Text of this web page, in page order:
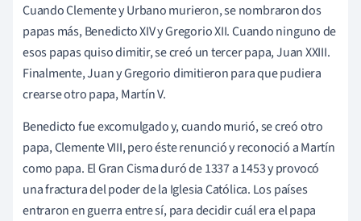
Cuando Clemente y Urbano murieron, se nombraron dos
papas más, Benedicto XIV y Gregorio XII. Cuando ninguno de
esos papas quiso dimitir, se creó un tercer papa, Juan XXIII.
Finalmente, Juan y Gregorio dimitieron para que pudiera
crearse otro papa, Martín V.
Benedicto fue excomulgado y, cuando murió, se creó otro
papa, Clemente VIII, pero éste renunció y reconoció a Martín
como papa. El Gran Cisma duró de 1337 a 1453 y provocó
una fractura del poder de la Iglesia Católica. Los países
entraron en guerra entre sí, para decidir cuál era el papa